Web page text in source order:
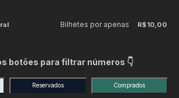
Bilhetes por apenas R$10,00
botões para filtrar números 👇
Reservados Comprados